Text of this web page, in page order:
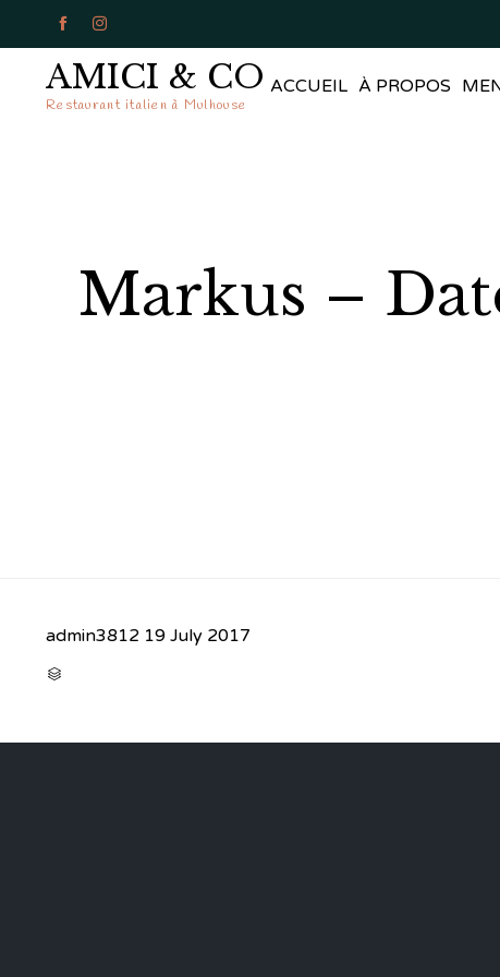
 
AMICI & CO
Restaurant italien à Mulhouse
ACCUEIL À PROPOS
Markus –
admin3812 19 July 2017
